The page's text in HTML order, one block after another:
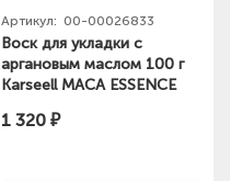
Артикул: 00-00026833
Воск для укладки с
аргановым маслом 100 г
Karseell MACA ESSENCE
в интернет магазине
1 320 ₽